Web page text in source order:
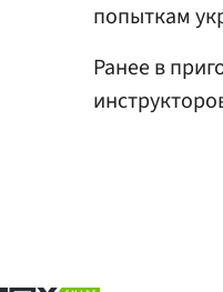
попыткам
Ранее в